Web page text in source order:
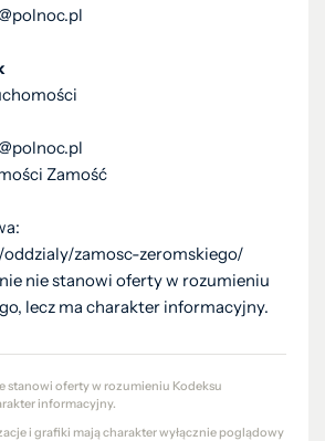
Zamość
zamosc-zeromskiego/
nie stanowi oferty w rozumieniu
lecz ma charakter informacyjny.
stanowi oferty w rozumieniu Kodeksu
informacyjny.
i grafiki mają charakter wyłącznie poglądowy